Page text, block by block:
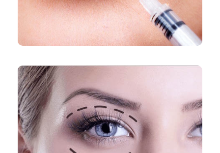
Neus lippen plooien
Volume herstel wangen
PlexR
PlexR® Soft Surgery